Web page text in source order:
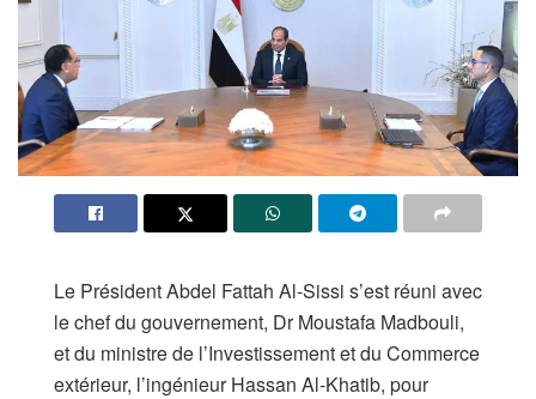
Le Président Abdel Fattah Al-Sissi s’est réuni avec
le chef du gouvernement, Dr Moustafa Madbouli,
et du ministre de l’Investissement et du Commerce
extérieur, l’ingénieur Hassan Al-Khatib, pour